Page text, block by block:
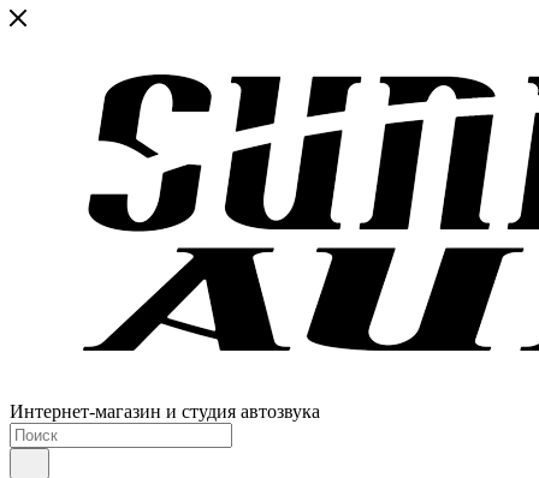
Интернет-магазин и студия автозвука